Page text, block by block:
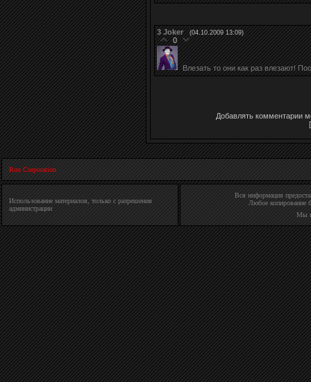
3 Joker (04.10.2009 13:09)
0
Влезать то они как раз влезают!
Добавлять комментарии
Ron Corporation
Использование материалов, только с разрешения
администрации
Вся информация
Любое копирование
Мы